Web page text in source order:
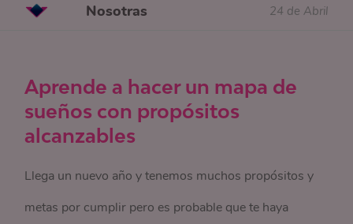
Nosotras 24 de Abril
Aprende a hacer un mapa de
sueños con propósitos
alcanzables
Llega un nuevo año y tenemos muchos propósitos y
metas por cumplir pero es probable que te haya